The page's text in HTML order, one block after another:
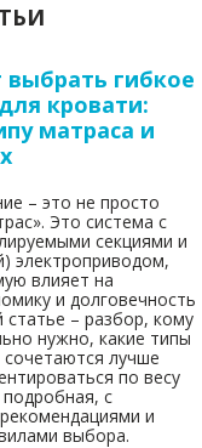
выбрать гибкое
кровати:
матраса и
– это не просто
Это система с
секциями и
электроприводом,
влияет на
и долговечность
статье – разбор, кому
нужно, какие типы
лучше
по весу
с
и
выбора.